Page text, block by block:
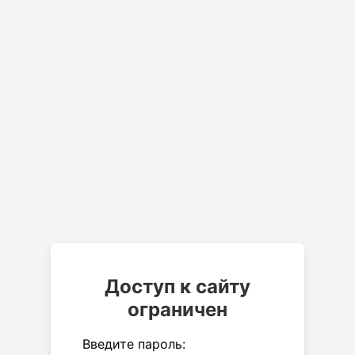
Доступ к сайту
ограничен
Введите пароль: